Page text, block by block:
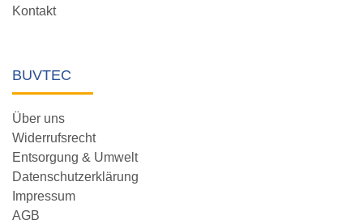
Kontakt
BUVTEC
Über uns
Widerrufsrecht
Entsorgung & Umwelt
Datenschutzerklärung
Impressum
AGB